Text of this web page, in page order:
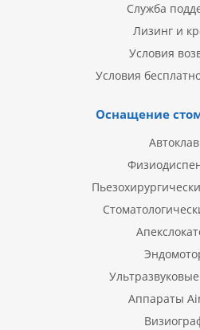
Служба
Лизинг и
Условия
Условия
Оснащение
Аппараты